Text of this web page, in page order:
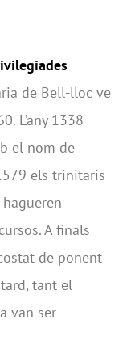
de Bell-lloc ve
L’any 1338
el nom de
els trinitaris
A finals
de ponent
tant el
van ser